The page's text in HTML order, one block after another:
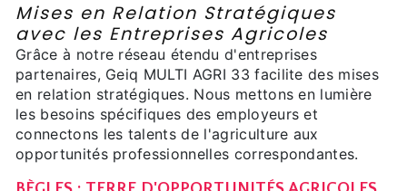
Mises en Relation Stratégiques
avec les Entreprises Agricoles
Grâce à notre réseau étendu d'entreprises
partenaires, Geiq MULTI AGRI 33 facilite des mises
en relation stratégiques. Nous mettons en lumière
les besoins spécifiques des employeurs et
connectons les talents de l'agriculture aux
opportunités professionnelles correspondantes.